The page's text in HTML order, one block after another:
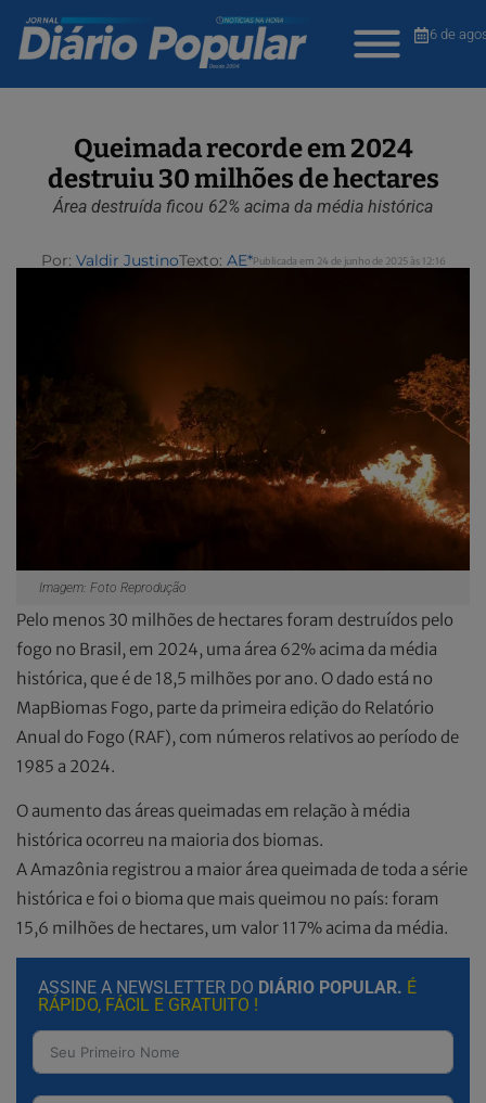
6 de
Queimada recorde em 2024
destruiu 30 milhões de hectares
Área destruída ficou 62% acima da média histórica
Por: Valdir JustinoTexto: AE*Publicada em 24 de junho de 2025 às 12:16
Imagem: Foto Reprodução
Pelo menos 30 milhões de hectares foram destruídos pelo
fogo no Brasil, em 2024, uma área 62% acima da média
histórica, que é de 18,5 milhões por ano. O dado está no
MapBiomas Fogo, parte da primeira edição do Relatório
Anual do Fogo (RAF), com números relativos ao período de
1985 a 2024.
O aumento das áreas queimadas em relação à média
histórica ocorreu na maioria dos biomas.
A Amazônia registrou a maior área queimada de toda a série
histórica e foi o bioma que mais queimou no país: foram
15,6 milhões de hectares, um valor 117% acima da média.
ASSINE A NEWSLETTER DO DIÁRIO POPULAR. É
RÁPIDO, FÁCIL E GRATUITO !